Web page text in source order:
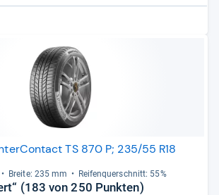
TS 870 P; 235/55 R18
Breite: 235 mm Rei­fen­quer­schnitt: 55%
(183 von 250 Punkten)